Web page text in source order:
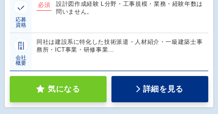
応募
資格
必須
設計図作成経験 L分野・工事規模・業務・経験年数は
問いません。
会社
概要
同社は建設系に特化した技術派遣・人材紹介・一級建築士事
務所・ICT事業・研修事業…
気になる 詳細を見る